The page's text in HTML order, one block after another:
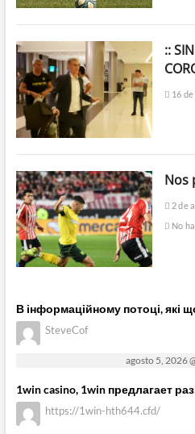
::
16
Nos
2 de
No
В інформаційному потоці, які
SteveCof
agosto 5, 2026
1win casino, 1win предлагает
https://1win-hth644.cfd/